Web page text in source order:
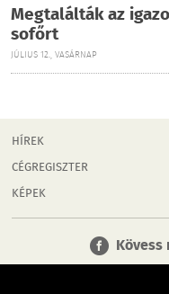
Megtalálták az
sofőrt
JÚLIUS 12., VASÁRNAP
HÍREK
CÉGREGISZTER
KÉPEK